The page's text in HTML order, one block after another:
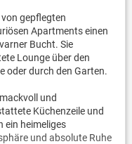
gepflegten
Apartments einen
Bucht. Sie
Lounge über den
oder durch den Garten.
und
Küchenzeile und
ein heimeliges
und absolute Ruhe